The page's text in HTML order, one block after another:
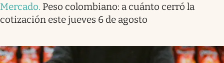
Mercado. Peso colombiano: a cuánto cerró la
cotización este jueves 6 de agosto